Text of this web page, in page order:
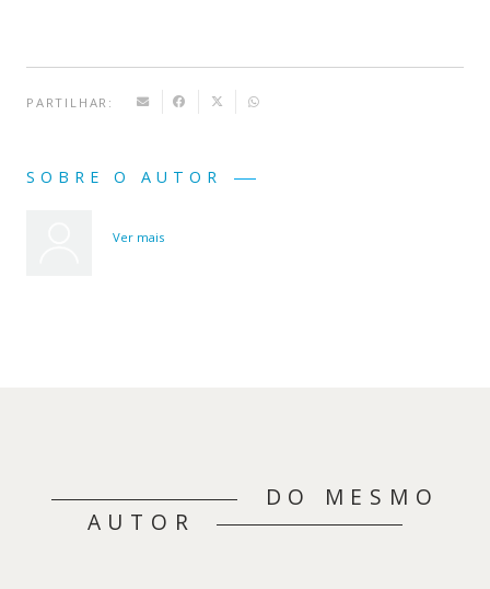
PARTILHAR:
SOBRE O AUTOR
Ver mais
DO MESMO
AUTOR